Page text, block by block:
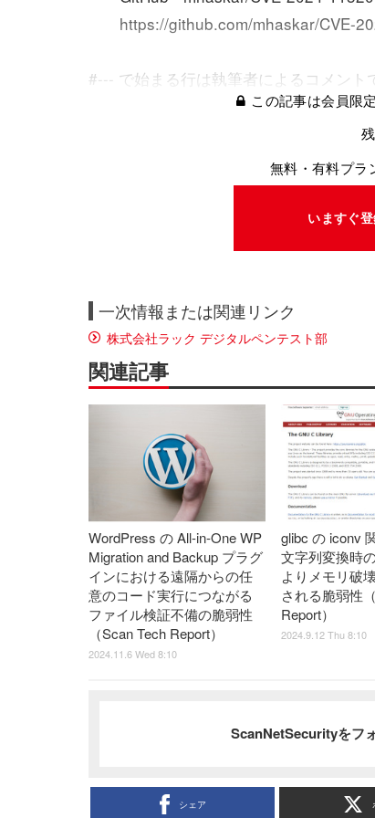
https://github.com/mhaskar/CVE-
#--- で始まる行は執筆者によるコメント
この記事は会員限
無料・有料プラ
いますぐ
一次情報または関連リンク
株式会社ラック デジタルペンテスト部
関連記事
WordPress の All-in-One WP
Migration and Backup プラグ
インにおける遠隔からの任
意のコード実行につながる
ファイル検証不備の脆弱性
（Scan Tech Report）
2024.11.6 Wed 8:10
glibc の iconv
文字列変換時
よりメモリ破
される脆弱性
Report）
2024.9.12 Thu 8:10
ScanNetSecurityをフ
シェア